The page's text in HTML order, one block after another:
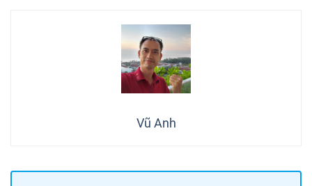
Vũ Anh